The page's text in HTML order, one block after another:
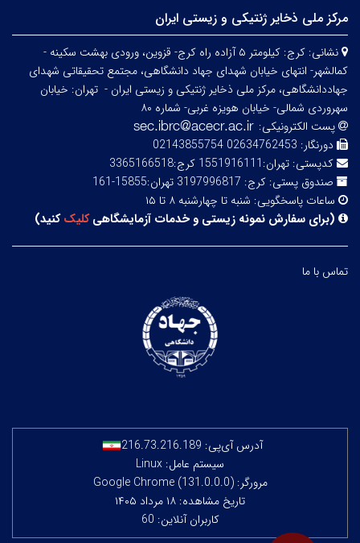
مرکز ملی ذخایر ژنتیکی و زیستی ایران
نشانی:
کرج: کیلومتر ۵ آزاده راه کرج- قزوین، ورودی بهشت سکینه -
کمالشهر- انتهای خیابان شهدای جهاد دانشگاهی، مجتمع تحقیقاتی شهدای
جهاددانشگاهی، مرکز ملی ذخایر ژنتیکی و زیستی ایران - تهران: خیابان
سهروردی شمالی- خیابان هویزه غربی- شماره ۸۰
پست الکترونیکی:
دورنگار: 02634762453 02143855754
کدپستی: تهران:1551916111 کرج:3365166518
صندوق پستی: کرج: 3197996817 تهران:15855-161
ساعات پاسخگویی: شنبه تا چهارشنبه ۸ تا ۱۵
(برای سفارش نمونه زیستی و خدمات آزمایشگاهیکلیککنید)
تماس با ما
آدرس آی‌پی: 216.73.216.189
سیستم عامل: Linux
مرورگر: Google Chrome (131.0.0.0)
تاریخ مشاهده: ۱۸ مرداد ۱۴۰۵
کاربران آنلاین: 60